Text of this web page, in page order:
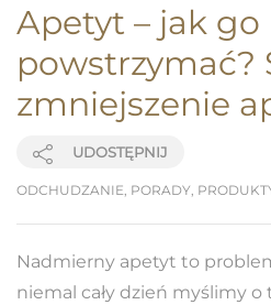
Apetyt – jak go
powstrzymać?
zmniejszenie
UDOSTĘPNIJ
ODCHUDZANIE PORADY
Nadmierny apetyt to
niemal cały dzień myślimy